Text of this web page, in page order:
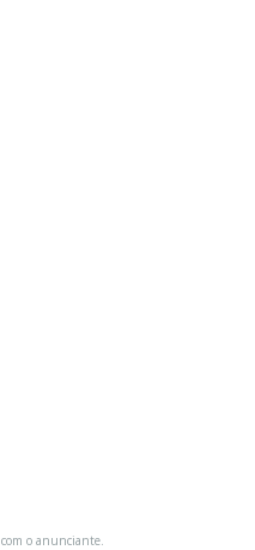
com o anunciante.